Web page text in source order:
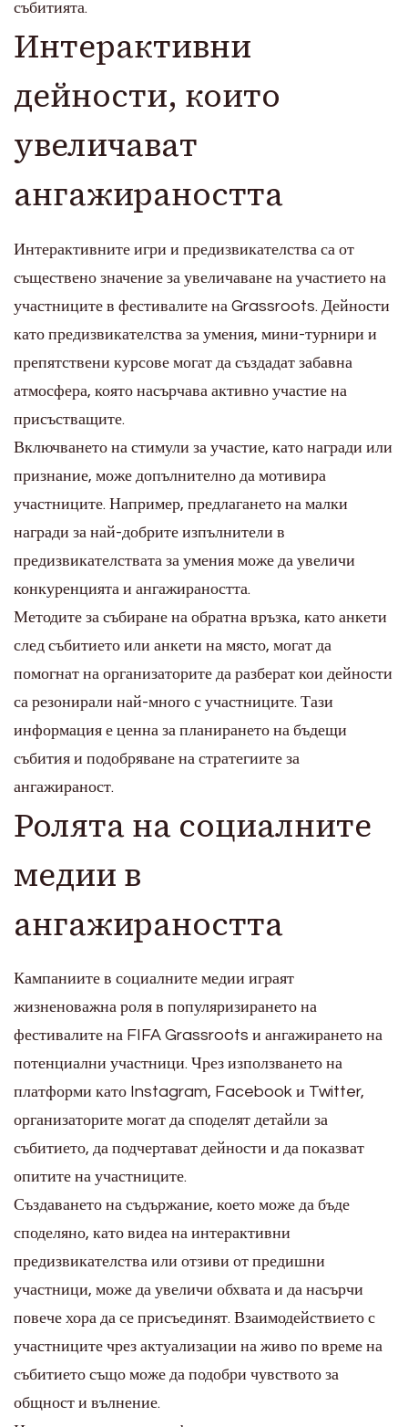
събитията.
Интерактивни
дейности, които
увеличават
ангажираността
Интерактивните игри и предизвикателства са от
съществено значение за увеличаване на участието на
участниците в фестивалите на Grassroots. Дейности
като предизвикателства за умения, мини-турнири и
препятствени курсове могат да създадат забавна
атмосфера, която насърчава активно участие на
присъстващите.
Включването на стимули за участие, като награди или
признание, може допълнително да мотивира
участниците. Например, предлагането на малки
награди за най-добрите изпълнители в
предизвикателствата за умения може да увеличи
конкуренцията и ангажираността.
Методите за събиране на обратна връзка, като анкети
след събитието или анкети на място, могат да
помогнат на организаторите да разберат кои дейности
са резонирали най-много с участниците. Тази
информация е ценна за планирането на бъдещи
събития и подобряване на стратегиите за
ангажираност.
Ролята на социалните
медии в
ангажираността
Кампаниите в социалните медии играят
жизненоважна роля в популяризирането на
фестивалите на FIFA Grassroots и ангажирането на
потенциални участници. Чрез използването на
платформи като Instagram, Facebook и Twitter,
организаторите могат да споделят детайли за
събитието, да подчертават дейности и да показват
опитите на участниците.
Създаването на съдържание, което може да бъде
споделяно, като видеа на интерактивни
предизвикателства или отзиви от предишни
участници, може да увеличи обхвата и да насърчи
повече хора да се присъединят. Взаимодействието с
участниците чрез актуализации на живо по време на
събитието също може да подобри чувството за
общност и вълнение.